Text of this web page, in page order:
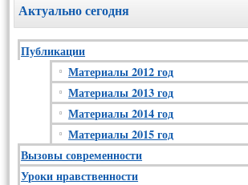
Актуально сегодня
Публикации
Материалы 2012 год
Материалы 2013 год
Материалы 2014 год
Материалы 2015 год
Вызовы современности
Уроки нравственности